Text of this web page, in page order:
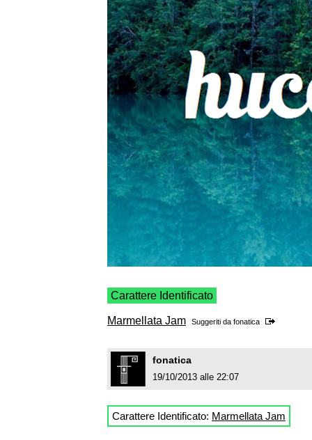
Carattere Identificato
Marmellata Jam Suggeriti da fonatica
fonatica
19/10/2013 alle 22:07
Carattere Identificato: Marmellata Jam